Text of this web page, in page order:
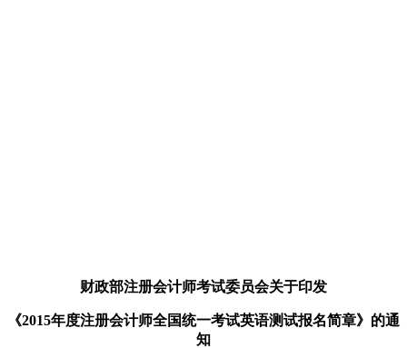
财政部注册会计师考试委员会关于印发
《2015年度注册会计师全国统一考试英语测试报名简章》的通
知